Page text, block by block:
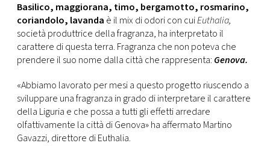
Basilico, maggiorana, timo, bergamotto, rosmarino,
coriandolo, lavanda è il mix di odori con cuiEuthalia,
società produttrice della fragranza, ha interpretato il
carattere di questa terra. Fragranza che non poteva che
prendere il suo nome dalla città che rappresenta: Genova.
«Abbiamo lavorato per mesi a questo progetto riuscendo a
sviluppare una fragranza in grado di interpretare il carattere
della Liguria e che possa a tutti gli effetti arredare
olfattivamente la città di Genova» ha affermato Martino
Gavazzi, direttore di Euthalia.